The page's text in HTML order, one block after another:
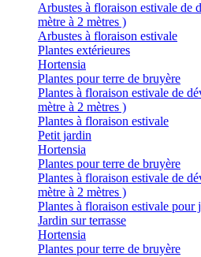
Arbustes à floraison estivale de
mètre à 2 mètres )
Arbustes à floraison estivale
Plantes extérieures
Hortensia
Plantes pour terre de bruyère
Plantes à floraison estivale de
mètre à 2 mètres )
Plantes à floraison estivale
Petit jardin
Hortensia
Plantes pour terre de bruyère
Plantes à floraison estivale de
mètre à 2 mètres )
Plantes à floraison estivale pour
Jardin sur terrasse
Hortensia
Plantes pour terre de bruyère